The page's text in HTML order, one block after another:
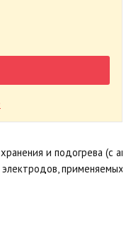
и подогрева (с
применяемых